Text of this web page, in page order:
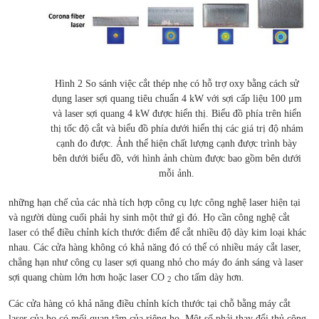
Hình 2 So sánh việc cắt thép nhẹ có hỗ trợ oxy bằng cách sử
dụng laser sợi quang tiêu chuẩn 4 kW với sợi cấp liệu 100 μm
và laser sợi quang 4 kW được hiển thị. Biểu đồ phía trên hiển
thị tốc độ cắt và biểu đồ phía dưới hiển thị các giá trị độ nhám
cạnh đo được. Ảnh thể hiện chất lượng cạnh được trình bày
bên dưới biểu đồ, với hình ảnh chùm được bao gồm bên dưới
mỗi ảnh.
những hạn chế của các nhà tích hợp công cụ lực công nghệ laser hiện tại
và người dùng cuối phải hy sinh một thứ gì đó. Họ cần công nghệ cắt
laser có thể điều chỉnh kích thước điểm để cắt nhiều độ dày kim loại khác
nhau. Các cửa hàng không có khả năng đó có thể có nhiều máy cắt laser,
chẳng hạn như công cụ laser sợi quang nhỏ cho máy đo ánh sáng và laser
sợi quang chùm lớn hơn hoặc laser CO 2 cho tấm dày hơn.
Các cửa hàng có khả năng điều chỉnh kích thước tại chỗ bằng máy cắt